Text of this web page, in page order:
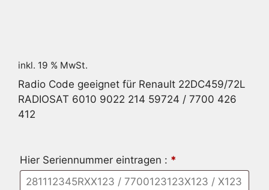
inkl. 19 % MwSt.
Radio Code geeignet für Renault 22DC459/72L
RADIOSAT 6010 9022 214 59724 / 7700 426
412
Hier Seriennummer eintragen : *